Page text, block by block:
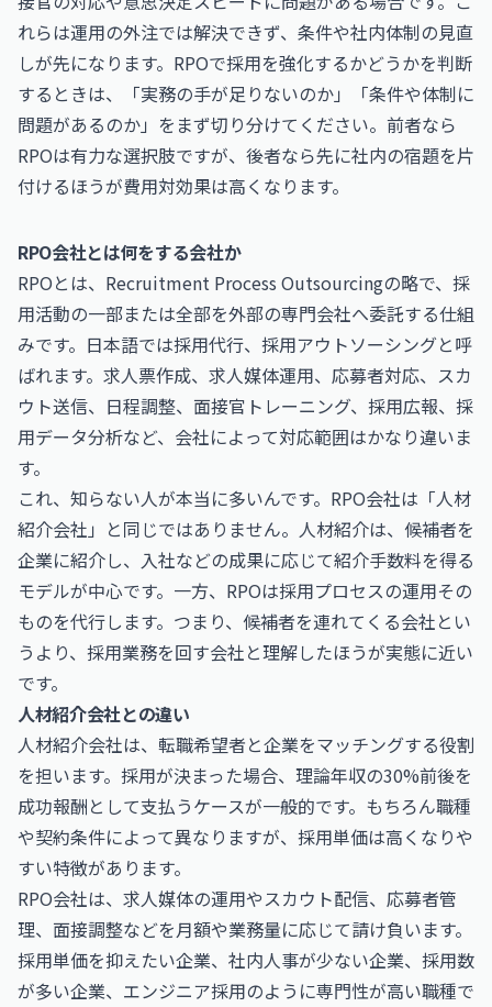
れらは運用の外注では解決できず、条件や社内体制の見直
しが先になります。RPOで採用を強化するかどうかを判断
するときは、「実務の手が足りないのか」「条件や体制に
問題があるのか」をまず切り分けてください。前者なら
RPOは有力な選択肢ですが、後者なら先に社内の宿題を片
付けるほうが費用対効果は高くなります。
RPO会社とは何をする会社か
RPOとは、Recruitment Process Outsourcingの略で、採
用活動の一部または全部を外部の専門会社へ委託する仕組
みです。日本語では採用代行、採用アウトソーシングと呼
ばれます。求人票作成、求人媒体運用、応募者対応、スカ
ウト送信、日程調整、面接官トレーニング、採用広報、採
用データ分析など、会社によって対応範囲はかなり違いま
す。
これ、知らない人が本当に多いんです。RPO会社は「人材
紹介会社」と同じではありません。人材紹介は、候補者を
企業に紹介し、入社などの成果に応じて紹介手数料を得る
モデルが中心です。一方、RPOは採用プロセスの運用その
ものを代行します。つまり、候補者を連れてくる会社とい
うより、採用業務を回す会社と理解したほうが実態に近い
です。
人材紹介会社との違い
人材紹介会社は、転職希望者と企業をマッチングする役割
を担います。採用が決まった場合、理論年収の30%前後を
成功報酬として支払うケースが一般的です。もちろん職種
や契約条件によって異なりますが、採用単価は高くなりや
すい特徴があります。
RPO会社は、求人媒体の運用やスカウト配信、応募者管
理、面接調整などを月額や業務量に応じて請け負います。
採用単価を抑えたい企業、社内人事が少ない企業、採用数
が多い企業、エンジニア採用のように専門性が高い職種で